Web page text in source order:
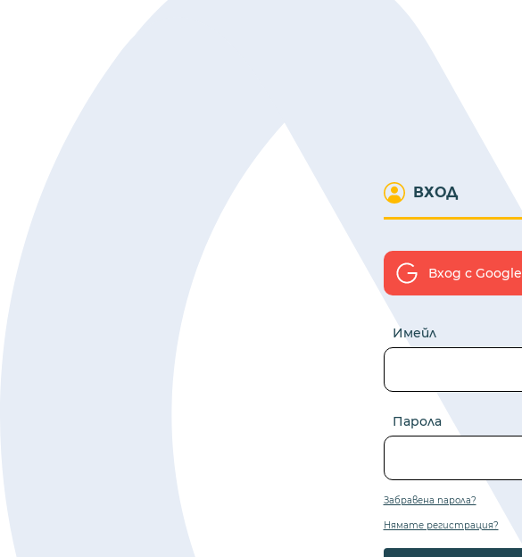
ВХОД
Вход с Google
Имейл
Парола
Забравена парола?
Нямате регистрация?